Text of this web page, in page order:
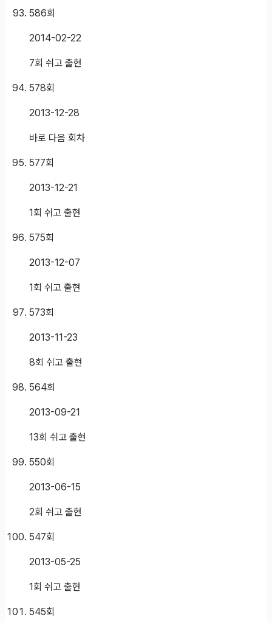
586회
2014-02-22
7회 쉬고 출현
578회
2013-12-28
바로 다음 회차
577회
2013-12-21
1회 쉬고 출현
575회
2013-12-07
1회 쉬고 출현
573회
2013-11-23
8회 쉬고 출현
564회
2013-09-21
13회 쉬고 출현
550회
2013-06-15
2회 쉬고 출현
547회
2013-05-25
1회 쉬고 출현
545회